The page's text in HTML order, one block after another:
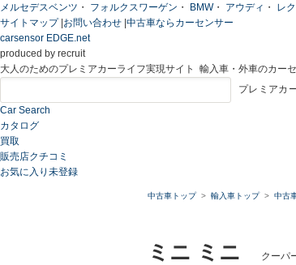
メルセデスベンツ ・ フォルクスワーゲン ・ BMW・ アウディ ・ レ
サイトマップ| お問い合わせ 中古車ならカーセンサー
carsensor EDGE.net
produced by recruit
大人のためのプレミアカーライフ実現サイト 輸入車・外車のカー
プレミアカ
Car Search
カタログ
買取
販売店クチコミ
お気に入り 未登録
中古車トップ 輸入車トップ 中古
ミニ ミニ クーパ